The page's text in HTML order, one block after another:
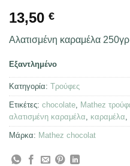
13,50 €
Αλατισμένη καραμέλα 250γρ
Εξαντλημένο
Κατηγορία: Τρούφες
Ετικέτες: chocolate Mathez
αλατισμένη καραμέλα
καραμέλα
Μάρκα: Mathez chocolat